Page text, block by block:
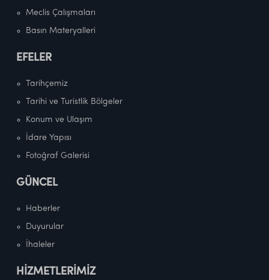
Meclis Çalışmaları
Basın Materyalleri
EFELER
Tarihçemiz
Tarihi ve Turistlik Bölgeler
Konum ve Ulaşım
İdare Yapısı
Fotoğraf Galerisi
GÜNCEL
Haberler
Duyurular
İhaleler
HİZMETLERİMİZ